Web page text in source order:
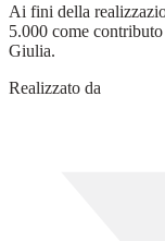
Ai fini della
5.000 come
Giulia.
Realizzato da